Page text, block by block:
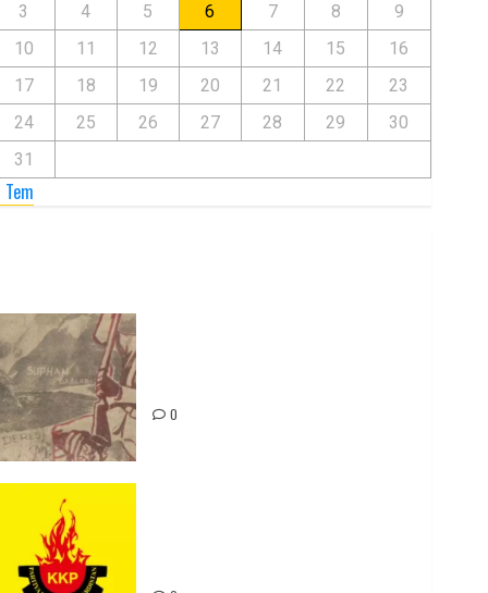
3
4 5 6 7 8
9
10
11 12 13 14 15
16
17
18 19 20 21 22
23
24
25 26 27 28 29
30
31
0